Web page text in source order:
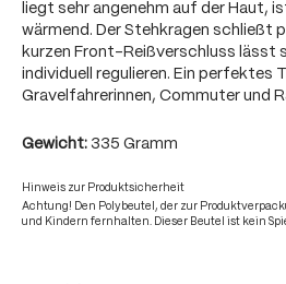
liegt sehr angenehm auf der Haut,
wärmend. Der Stehkragen schließt
kurzen Front-Reißverschluss lässt
individuell regulieren. Ein perfektes
Gravelfahrerinnen, Commuter und
Gewicht: 335 Gramm
Hinweis zur Produktsicherheit
Achtung! Den Polybeutel, der zur
und Kindern fernhalten. Dieser Beutel ist kein